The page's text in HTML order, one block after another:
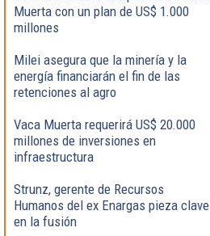
Muerta con un plan de US$ 1.000
millones
Milei asegura que la minería y la
energía financiarán el fin de las
retenciones al agro
Vaca Muerta requerirá US$ 20.000
millones de inversiones en
infraestructura
Strunz, gerente de Recursos
Humanos del ex Enargas pieza clave
en la fusión